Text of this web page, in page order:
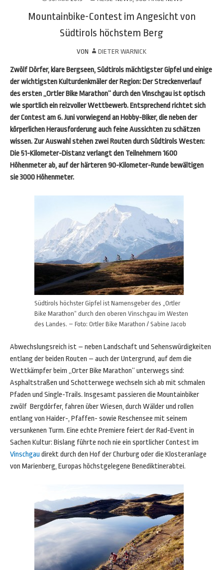
Mountainbike-Contest im Angesicht von
Südtirols höchstem Berg
VON DIETER WARNICK
Zwölf Dörfer, klare Bergseen, Südtirols mächtigster Gipfel und einige
der wichtigsten Kulturdenkmäler der Region: Der Streckenverlauf
des ersten „Ortler Bike Marathon“ durch den Vinschgau ist optisch
wie sportlich ein reizvoller Wettbewerb. Entsprechend richtet sich
der Contest am 6. Juni vorwiegend an Hobby-Biker, die neben der
körperlichen Herausforderung auch feine Aussichten zu schätzen
wissen. Zur Auswahl stehen zwei Routen durch Südtirols Westen:
Die 51-Kilometer-Distanz verlangt den Teilnehmern 1600
Höhenmeter ab, auf der härteren 90-Kilometer-Runde bewältigen
sie 3000 Höhenmeter.
Südtirols höchster Gipfel ist Namensgeber des „Ortler
Bike Marathon“ durch den oberen Vinschgau im Westen
des Landes. – Foto: Ortler Bike Marathon / Sabine Jacob
Abwechslungsreich ist – neben Landschaft und Sehenswürdigkeiten
entlang der beiden Routen – auch der Untergrund, auf dem die
Wettkämpfer beim „Orter Bike Marathon“ unterwegs sind:
Asphaltstraßen und Schotterwege wechseln sich ab mit schmalen
Pfaden und Single-Trails. Insgesamt passieren die Mountainbiker
zwölf Bergdörfer, fahren über Wiesen, durch Wälder und rollen
entlang von Haider-, Pfaffen- sowie Reschensee mit seinem
versunkenen Turm. Eine echte Premiere feiert der Rad-Event in
Sachen Kultur: Bislang führte noch nie ein sportlicher Contest im
Vinschgau direkt durch den Hof der Churburg oder die Klosteranlage
von Marienberg, Europas höchstgelegene Benediktinerabtei.